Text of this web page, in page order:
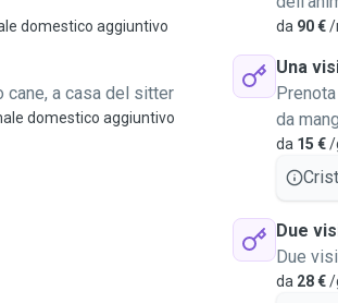
del soggiorno base. Il numero di prove
ad ambientarsi avranno il miocompleto
e affiancamento.
(ad esempio svariate ore di attività, o
domestico aggiuntivo
cane, a casa del sitter
domestico aggiuntivo
da 90 €/
Una
da
da 15 €/
Due
Due
da 28 €/